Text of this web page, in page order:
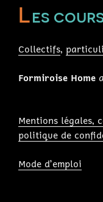
Les
Collectifs,
Formiroise Home
Mentions légales,
politique de
Mode d’emploi